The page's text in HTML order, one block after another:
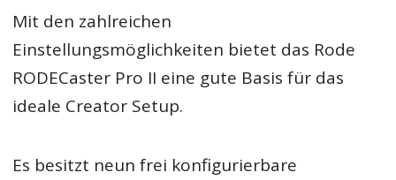
Mit den zahlreichen
Einstellungsmöglichkeiten bietet das Rode
RODECaster Pro II eine gute Basis für das
ideale Creator Setup.
Es besitzt neun frei konfigurierbare